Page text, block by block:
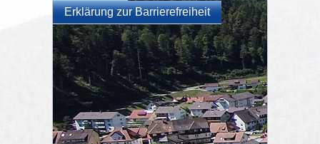
Erklärung zur Barrierefreiheit